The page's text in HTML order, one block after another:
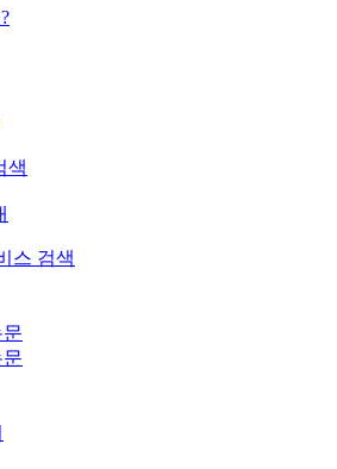
색
스 검색